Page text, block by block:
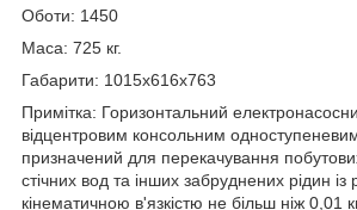
Оботи: 1450
Маса: 725 кг.
Габарити: 1015х616х763
Примітка: Горизонтальний
відцентровим консольним
призначений для перекачування
стічних вод та інших забруднених рідин із
кінематичною в'язкістю не більш ніж 0,01